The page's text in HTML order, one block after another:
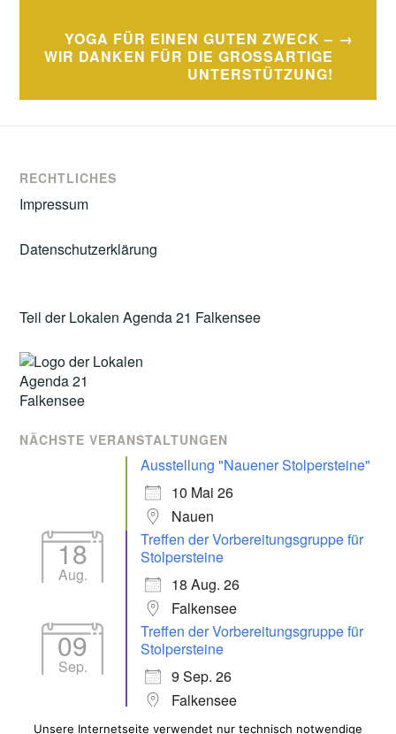
YOGA FÜR EINEN GUTEN ZWECK –
WIR DANKEN FÜR DIE GROSSARTIGE U
NTERSTÜTZUNG!
RECHTLICHES
Impressum
Datenschutzerklärung
Teil der Lokalen Agenda 21 Falkensee
NÄCHSTE VERANSTALTUNGEN
Ausstellung "Nauener Stolpersteine"
10 Mai 26
Nauen
18
Aug.
Treffen der Vorbereitungsgruppe für
Stolpersteine
18 Aug. 26
Falkensee
09
Sep.
Treffen der Vorbereitungsgruppe für
Stolpersteine
9 Sep. 26
Falkensee
Unsere Internetseite verwendet nur technisch notwendige